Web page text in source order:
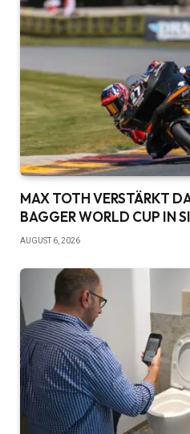
MAX TOTH VERSTÄRKT
BAGGER WORLD CUP IN
AUGUST 6, 2026